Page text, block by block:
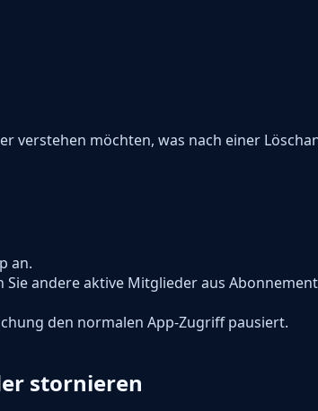
verstehen möchten, was nach einer
an.
andere aktive Mitglieder aus
den normalen App-Zugriff pausiert.
stornieren